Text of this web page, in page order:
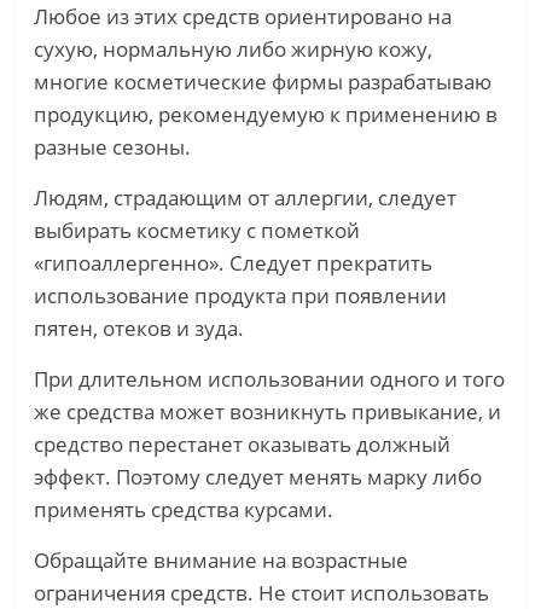
Любое из этих средств ориентировано на
сухую, нормальную либо жирную кожу,
многие косметические фирмы разрабатываю
продукцию, рекомендуемую к применению в
разные сезоны.
Людям, страдающим от аллергии, следует
выбирать косметику с пометкой
«гипоаллергенно». Следует прекратить
использование продукта при появлении
пятен, отеков и зуда.
При длительном использовании одного и того
же средства может возникнуть привыкание, и
средство перестанет оказывать должный
эффект. Поэтому следует менять марку либо
применять средства курсами.
Обращайте внимание на возрастные
ограничения средств. Не стоит использовать